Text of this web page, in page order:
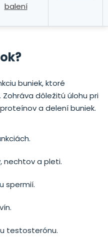
balení
buniek, ktoré
dôležitú úlohu pri
a delení buniek.
nechtov a pleti.
spermií.
testosterónu.